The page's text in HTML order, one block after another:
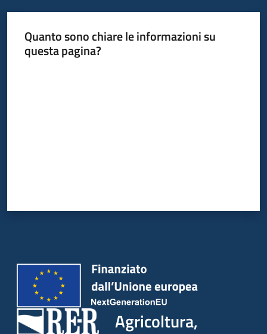
Quanto sono chiare le informazioni su
questa pagina?
Agricoltura,